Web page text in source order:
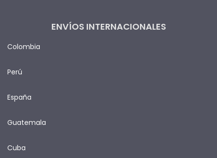
ENVÍOS INTERNACIONALES
Colombia
Perú
España
Guatemala
Cuba